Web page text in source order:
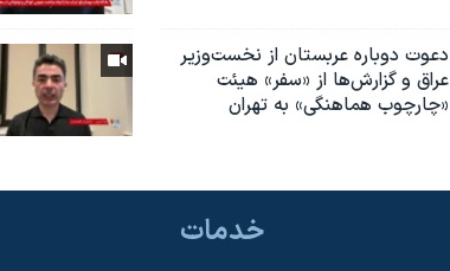
دعوت دوباره عربستان از نخست‌وزیر
عراق و گزارش‌ها از «سفر» هیئت
«چارچوب هماهنگی» به تهران
خدمات